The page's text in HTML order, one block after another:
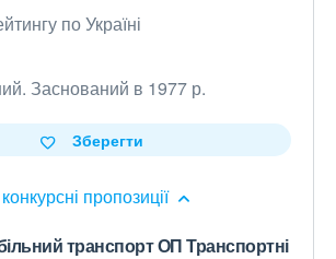
по Україні
Заснований в 1977 р.
пропозиції
Зберегти
транспорт ОП Транспортні